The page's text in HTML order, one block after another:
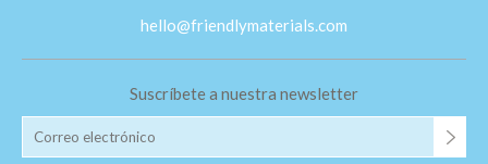
hello@friendlymaterials.com
Suscríbete a nuestra newsletter